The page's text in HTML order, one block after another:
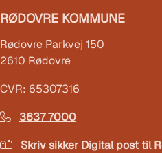
RØDOVRE KOMMUNE
Rødovre Parkvej 150
2610 Rødovre
CVR: 65307316
3637 7000
Skriv sikker Digital post til